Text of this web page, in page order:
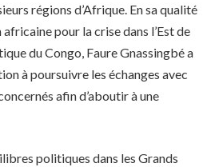
régions d’Afrique. En sa qualité
pour la crise dans l’Est de
du Congo, Faure Gnassingbé a
à poursuivre les échanges avec
afin d’aboutir à une
politiques dans les Grands